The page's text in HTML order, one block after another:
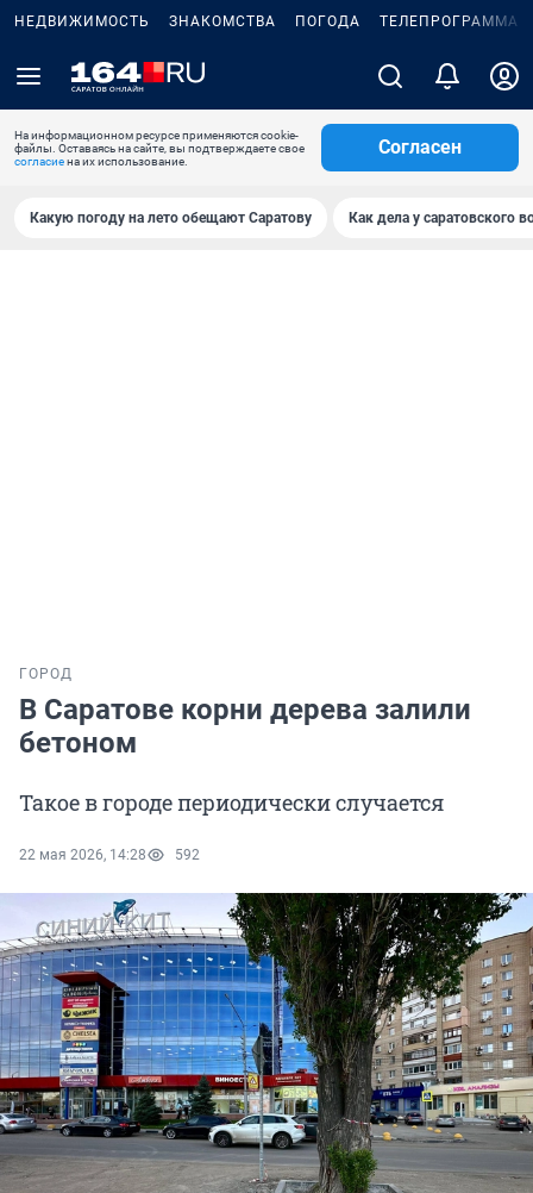
НЕДВИЖИМОСТЬ ЗНАКОМСТВА ПОГОДА ТЕЛЕПРОГРАММА
На информационном ресурсе применяются cookie-
файлы. Оставаясь на сайте, вы подтверждаете свое
согласиена их использование.
Согласен
Какую погоду на лето обещают Саратову Как дела у саратовского
ГОРОД
В Саратове корни дерева залили
бетоном
Такое в городе периодически случается
22 мая 2026, 14:28 592